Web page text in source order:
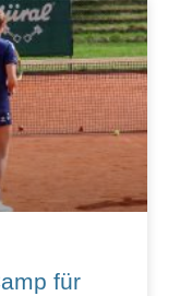
für